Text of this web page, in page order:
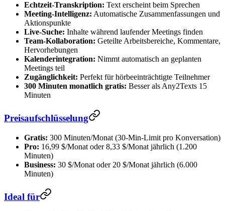
Echtzeit-Transkription: Text erscheint beim Sprechen
Meeting-Intelligenz: Automatische Zusammenfassungen und
Aktionspunkte
Live-Suche: Inhalte während laufender Meetings finden
Team-Kollaboration: Geteilte Arbeitsbereiche, Kommentare,
Hervorhebungen
Kalenderintegration: Nimmt automatisch an geplanten
Meetings teil
Zugänglichkeit: Perfekt für hörbeeinträchtigte Teilnehmer
300 Minuten monatlich gratis: Besser als Any2Texts 15
Minuten
Preisaufschlüsselung
Gratis: 300 Minuten/Monat (30-Min-Limit pro Konversation)
Pro: 16,99 $/Monat oder 8,33 $/Monat jährlich (1.200
Minuten)
Business: 30 $/Monat oder 20 $/Monat jährlich (6.000
Minuten)
Ideal für